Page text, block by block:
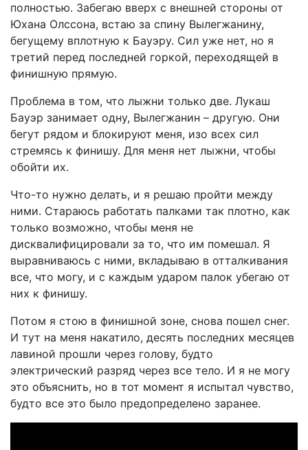
полностью. Забегаю вверх с внешней стороны от
Юхана Олссона, встаю за спину Вылегжанину,
бегущему вплотную к Бауэру. Сил уже нет, но я
третий перед последней горкой, переходящей в
финишную прямую.
Проблема в том, что лыжни только две. Лукаш
Бауэр занимает одну, Вылегжанин – другую. Они
бегут рядом и блокируют меня, изо всех сил
стремясь к финишу. Для меня нет лыжни, чтобы
обойти их.
Что-то нужно делать, и я решаю пройти между
ними. Стараюсь работать палками так плотно, как
только возможно, чтобы меня не
дисквалифицировали за то, что им помешал. Я
выравниваюсь с ними, вкладываю в отталкивания
все, что могу, и с каждым ударом палок убегаю от
них к финишу.
Потом я стою в финишной зоне, снова пошел снег.
И тут на меня накатило, десять последних месяцев
лавиной прошли через голову, будто
электрический разряд через все тело. И я не могу
это объяснить, но в тот момент я испытал чувство,
будто все это было предопределено заранее.